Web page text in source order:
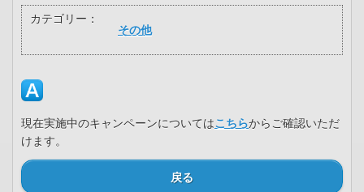
カテゴリー：
その他
現在実施中のキャンペーンについてはこちらからご確認いただ
けます。
戻る